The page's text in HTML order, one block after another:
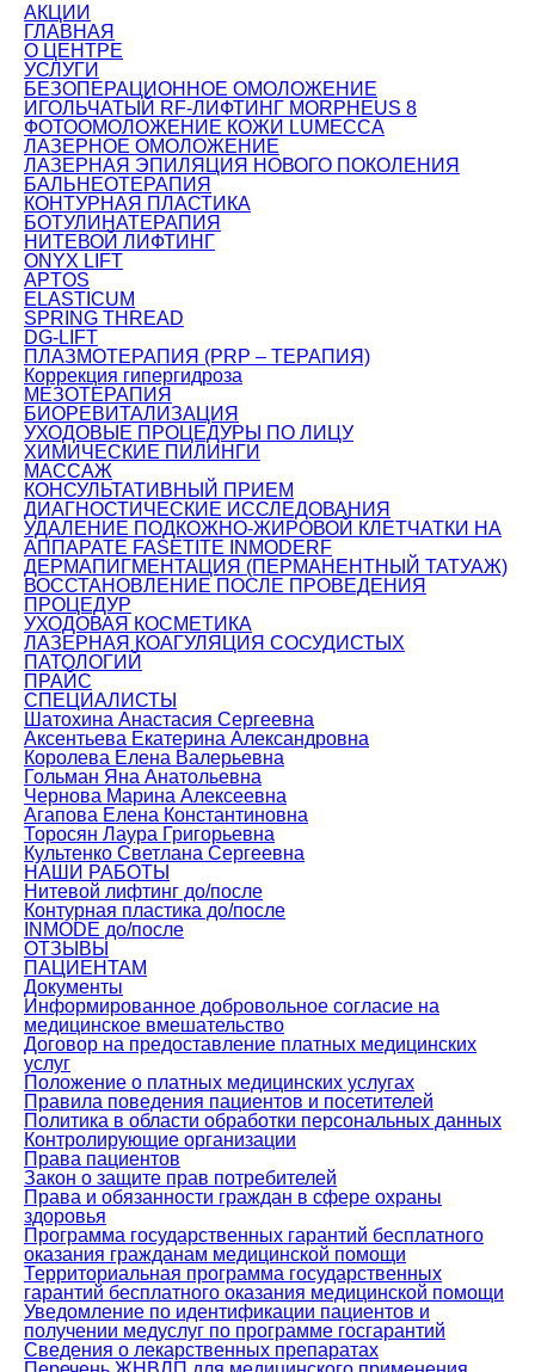
АКЦИИ
ГЛАВНАЯ
О ЦЕНТРЕ
УСЛУГИ
БЕЗОПЕРАЦИОННОЕ ОМОЛОЖЕНИЕ
ИГОЛЬЧАТЫЙ RF-ЛИФТИНГ MORPHEUS 8
ФОТООМОЛОЖЕНИЕ КОЖИ LUMECCA
ЛАЗЕРНОЕ ОМОЛОЖЕНИЕ
ЛАЗЕРНАЯ ЭПИЛЯЦИЯ НОВОГО ПОКОЛЕНИЯ
БАЛЬНЕОТЕРАПИЯ
КОНТУРНАЯ ПЛАСТИКА
БОТУЛИНАТЕРАПИЯ
НИТЕВОЙ ЛИФТИНГ
ONYX LIFT
APTOS
ELASTICUM
SPRING THREAD
DG-LIFT
ПЛАЗМОТЕРАПИЯ (PRP – ТЕРАПИЯ)
Коррекция гипергидроза
МЕЗОТЕРАПИЯ
БИОРЕВИТАЛИЗАЦИЯ
УХОДОВЫЕ ПРОЦЕДУРЫ ПО ЛИЦУ
ХИМИЧЕСКИЕ ПИЛИНГИ
МАССАЖ
КОНСУЛЬТАТИВНЫЙ ПРИЕМ
ДИАГНОСТИЧЕСКИЕ ИССЛЕДОВАНИЯ
УДАЛЕНИЕ ПОДКОЖНО-ЖИРОВОЙ КЛЕТЧАТКИ НА
АППАРАТЕ FASETITE INMODERF
ДЕРМАПИГМЕНТАЦИЯ (ПЕРМАНЕНТНЫЙ ТАТУАЖ)
ВОССТАНОВЛЕНИЕ ПОСЛЕ ПРОВЕДЕНИЯ
ПРОЦЕДУР
УХОДОВАЯ КОСМЕТИКА
ЛАЗЕРНАЯ КОАГУЛЯЦИЯ СОСУДИСТЫХ
ПАТОЛОГИЙ
ПРАЙС
СПЕЦИАЛИСТЫ
Шатохина Анастасия Сергеевна
Аксентьева Екатерина Александровна
Королева Елена Валерьевна
Гольман Яна Анатольевна
Чернова Марина Алексеевна
Агапова Елена Константиновна
Торосян Лаура Григорьевна
Культенко Светлана Сергеевна
НАШИ РАБОТЫ
Нитевой лифтинг до/после
Контурная пластика до/после
INMODE до/после
ОТЗЫВЫ
ПАЦИЕНТАМ
Документы
Информированное добровольное согласие на
медицинское вмешательство
Договор на предоставление платных медицинских
услуг
Положение о платных медицинских услугах
Правила поведения пациентов и посетителей
Политика в области обработки персональных данных
Контролирующие организации
Права пациентов
Закон о защите прав потребителей
Права и обязанности граждан в сфере охраны
здоровья
Программа государственных гарантий бесплатного
оказания гражданам медицинской помощи
Территориальная программа государственных
гарантий бесплатного оказания медицинской помощи
Уведомление по идентификации пациентов и
получении медуслуг по программе госгарантий
Сведения о лекарственных препаратах